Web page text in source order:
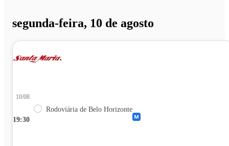
segunda-feira, 10 de agosto
19:30
10/08
Rodoviária de Belo Horizonte